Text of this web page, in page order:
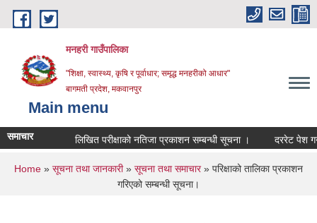
Skip to main content
मनहरी गाउँपालिका
"शिक्षा, स्वास्थ्य, कृषि र पूर्वाधार; समृद्ध मनहरीको आधार"
बागमती प्रदेश, मकवानपुर
Main menu
समाचार लिखित परीक्षाको नतिजा प्रकाशन सम्बन्धी सूचना । दररेट पेश गर्ने
You are here
Home » सूचना तथा जानकारी» सूचना तथा समाचार» परिक्षाको तालिका प्रकाशन
गरिएको सम्बन्धी सूचना।